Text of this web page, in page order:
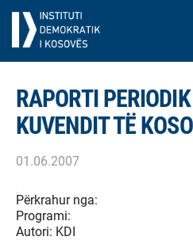
RAPORTI
KUVENDIT TË
01.06.2007
Përkrahur nga:
Programi:
Autori: KDI